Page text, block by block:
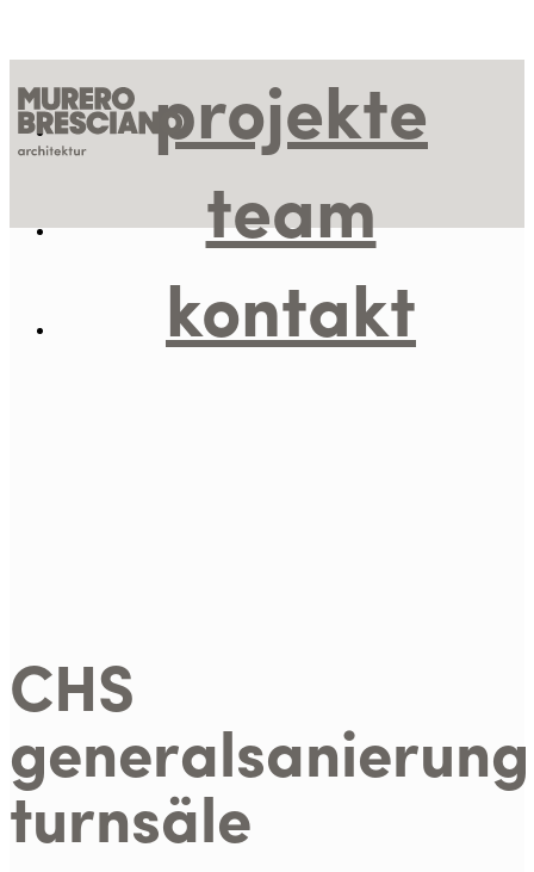
projekte
team
kontakt
CHS
generalsanierung
turnsäle